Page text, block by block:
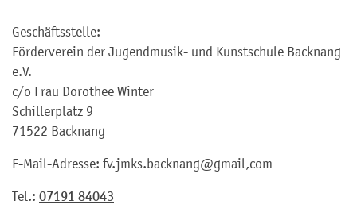
Geschäftsstelle:
Förderverein der Jugendmusik- und Kunstschule Backnang
e.V.
c/o Frau Dorothee Winter
Schillerplatz 9
71522 Backnang
E-Mail-Adresse: fv.jmks.backnang@gmail,com
Tel.: 07191 84043